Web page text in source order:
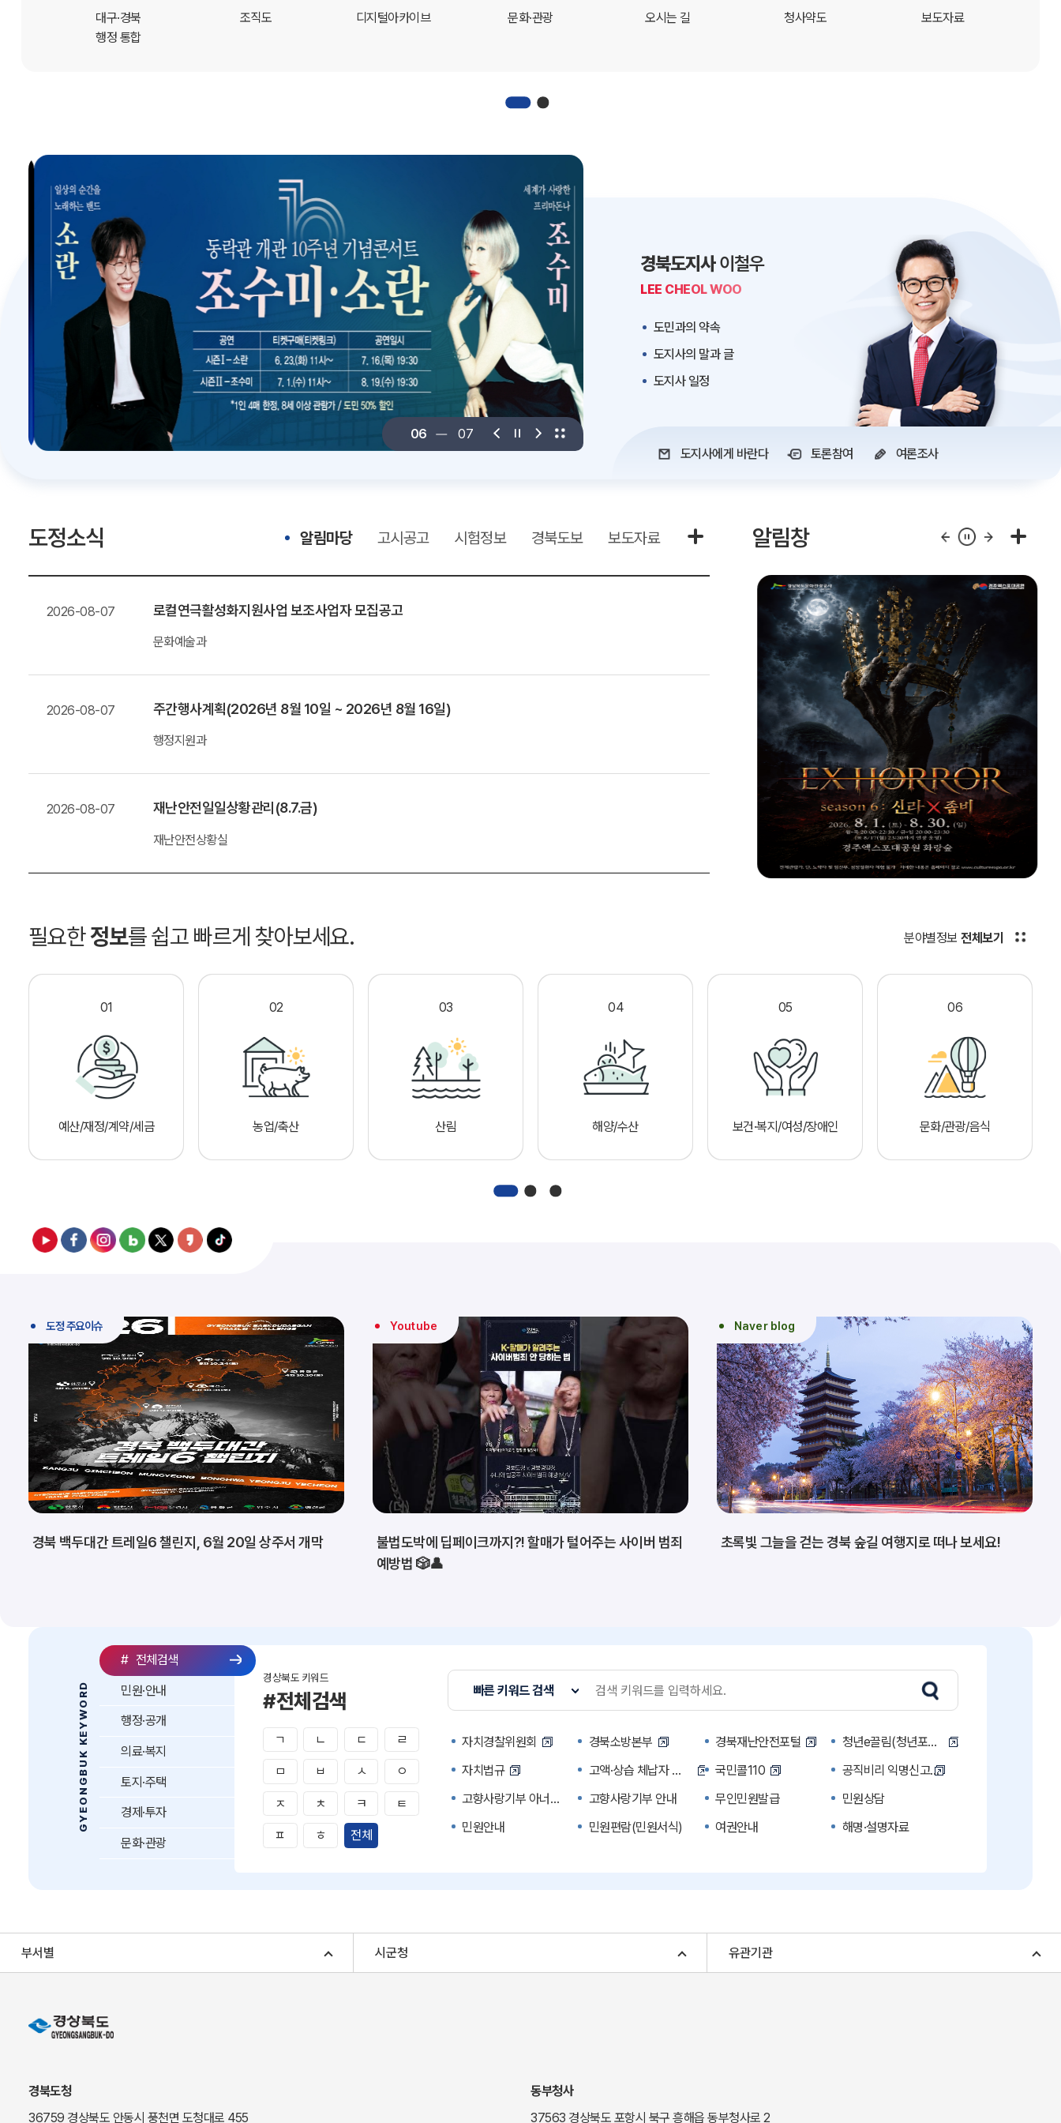
대구·경북
행정 통합
조직도 디지털아카이브 문화·관광 오시는 길 청사약도 보도자료
06 07
경북도지사이철우
LEE CHEOL WOO
도민과의 약속
도지사의 말과 글
도지사 일정
도지사에게 바란다 토론참여 여론조사
도정소식 알림마당 고시공고 시험정보 경북도보 보도자료
2026-08-07 로컬연극활성화지원사업 보조사업자 모집공고
문화예술과
2026-08-07 주간행사계획(2026년 8월 10일 ~ 2026년 8월 16일)
행정지원과
2026-08-07 재난안전일일상황관리(8.7.금)
재난안전상황실
알림창
필요한정보를 쉽고 빠르게 찾아보세요.
01
예산/재정/계약/세금
02
농업/축산
03
산림
04
해양/수산
05
보건·복지/여성/장애인
06
문화/관광/음식
분야별정보 전체보기
도정 주요이슈
경북 백두대간 트레일6 챌린지, 6월 20일 상주서 개막
Youtube
불법도박에 딥페이크까지?! 할매가 털어주는 사이버 범죄
예방법 🎲👤
Naver blog
초록빛 그늘을 걷는 경북 숲길 여행지로 떠나 보세요!
GYEONGBUK KEYWORD
# 전체검색
경상북도 키워드
#전체검색
ㄱ ㄴ ㄷ ㄹ
ㅁ ㅂ ㅅ ㅇ
ㅈ ㅊ ㅋ ㅌ
ㅍ ㅎ 전체
빠른 키워드 검색
자치경찰위원회 경북소방본부 경북재난안전포털
청년e끌림(청년포털)
자치법규
고액·상습 체납자 명단 국민콜110
공직비리 익명신고
고향사랑기부 아너스 클럽
고향사랑기부 안내 무인민원발급
민원상담
민원안내
민원편람(민원서식) 여권안내
해명·설명자료
귀농귀촌종합지원센터
부동산중개보수 안내 조상 땅 찾기
토지이용계획
경북e맛(음식정보)
도립예술단 공연소개 동락관
민원·안내
행정·공개
의료·복지
토지·주택
경제·투자
문화·관광
부서별 시군청 유관기관
경북도청
36759 경상북도 안동시 풍천면 도청대로 455
동부청사
37563 경상북도 포항시 북구 흥해읍 동부청사로 2